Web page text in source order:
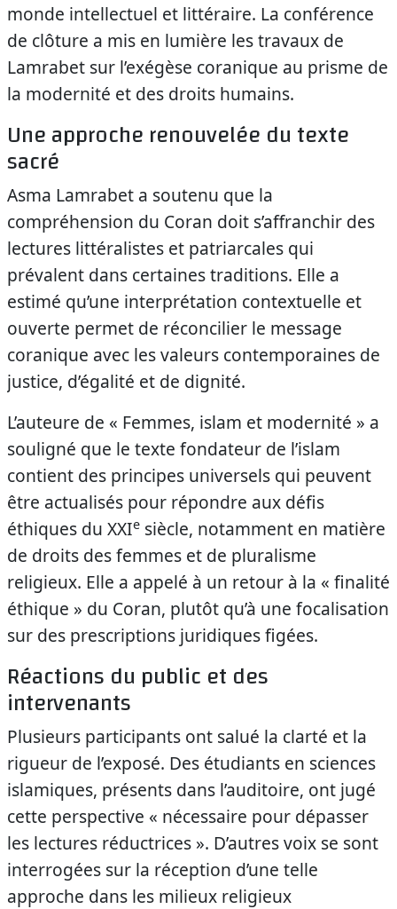
monde intellectuel et littéraire. La conférence
de clôture a mis en lumière les travaux de
Lamrabet sur l’exégèse coranique au prisme de
la modernité et des droits humains.
Une approche renouvelée du texte
sacré
Asma Lamrabet a soutenu que la
compréhension du Coran doit s’affranchir des
lectures littéralistes et patriarcales qui
prévalent dans certaines traditions. Elle a
estimé qu’une interprétation contextuelle et
ouverte permet de réconcilier le message
coranique avec les valeurs contemporaines de
justice, d’égalité et de dignité.
L’auteure de « Femmes, islam et modernité » a
souligné que le texte fondateur de l’islam
contient des principes universels qui peuvent
être actualisés pour répondre aux défis
éthiques du XXIe siècle, notamment en matière
de droits des femmes et de pluralisme
religieux. Elle a appelé à un retour à la « finalité
éthique » du Coran, plutôt qu’à une focalisation
sur des prescriptions juridiques figées.
Réactions du public et des
intervenants
Plusieurs participants ont salué la clarté et la
rigueur de l’exposé. Des étudiants en sciences
islamiques, présents dans l’auditoire, ont jugé
cette perspective « nécessaire pour dépasser
les lectures réductrices ». D’autres voix se sont
interrogées sur la réception d’une telle
approche dans les milieux religieux